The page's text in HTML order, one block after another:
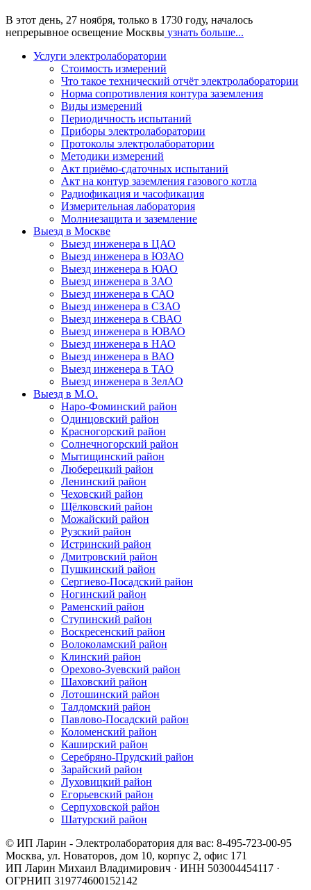
В этот день, 27 ноября, только в 1730 году, началось
непрерывное освещение Москвы узнать больше...
Услуги электролаборатории
Стоимость измерений
Что такое технический отчёт электролаборатории
Норма сопротивления контура заземления
Виды измерений
Периодичность испытаний
Приборы электролаборатории
Протоколы электролаборатории
Методики измерений
Акт приёмо-сдаточных испытаний
Акт на контур заземления газового котла
Радиофикация и часофикация
Измерительная лаборатория
Молниезащита и заземление
Выезд в Москве
Выезд инженера в ЦАО
Выезд инженера в ЮЗАО
Выезд инженера в ЮАО
Выезд инженера в ЗАО
Выезд инженера в САО
Выезд инженера в СЗАО
Выезд инженера в СВАО
Выезд инженера в ЮВАО
Выезд инженера в НАО
Выезд инженера в ВАО
Выезд инженера в ТАО
Выезд инженера в ЗелАО
Выезд в М.О.
Наро-Фоминский район
Одинцовский район
Красногорский район
Солнечногорский район
Мытищинский район
Люберецкий район
Ленинский район
Чеховский район
Щёлковский район
Можайский район
Рузский район
Истринский район
Дмитровский район
Пушкинский район
Сергиево-Посадский район
Ногинский район
Раменский район
Ступинский район
Воскресенский район
Волоколамский район
Клинский район
Орехово-Зуевский район
Шаховский район
Лотошинский район
Талдомский район
Павлово-Посадский район
Коломенский район
Каширский район
Серебряно-Прудский район
Зарайский район
Луховицкий район
Егорьевский район
Серпуховской район
Шатурский район
© ИП Ларин - Электролаборатория для вас: 8-495-723-00-95
Москва, ул. Новаторов, дом 10, корпус 2, офис 171
ИП Ларин Михаил Владимирович · ИНН 503004454117 ·
ОГРНИП 319774600152142